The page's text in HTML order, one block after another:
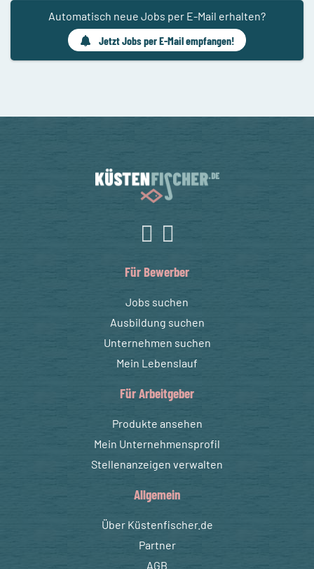
Automatisch neue Jobs per E-Mail erhalten?
Jetzt Jobs per E-Mail empfangen!
Für Bewerber
Jobs suchen
Ausbildung suchen
Unternehmen suchen
Mein Lebenslauf
Für Arbeitgeber
Produkte ansehen
Mein Unternehmensprofil
Stellenanzeigen verwalten
Allgemein
Über Küstenfischer.de
Partner
AGB